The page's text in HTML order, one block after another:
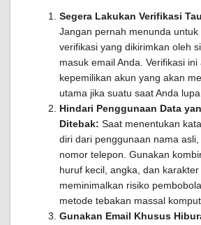
Segera Lakukan Verifikasi
Jangan pernah menunda untuk
verifikasi yang dikirimkan oleh
masuk email Anda. Verifikasi
kepemilikan akun yang akan
utama jika suatu saat Anda
Hindari Penggunaan Data
Ditebak: Saat menentukan
diri dari penggunaan nama
nomor telepon. Gunakan
huruf kecil, angka, dan
meminimalkan risiko
metode tebakan massal
Gunakan Email Khusus